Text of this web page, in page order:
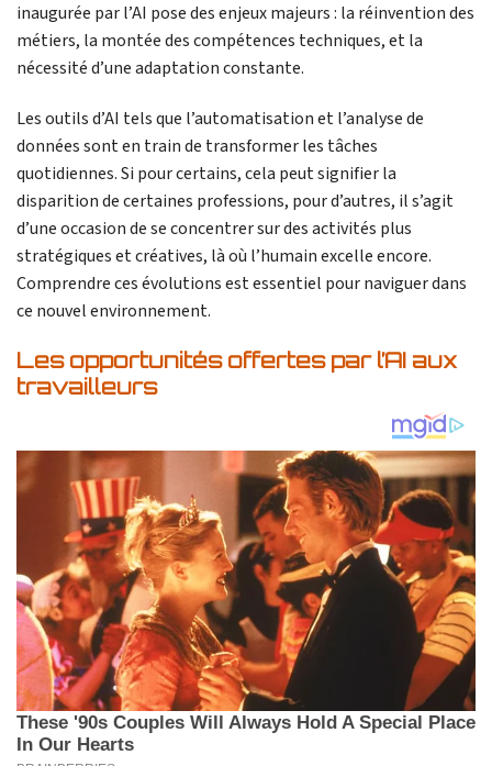
inaugurée par l’AI pose des enjeux majeurs : la réinvention des
métiers, la montée des compétences techniques, et la
nécessité d’une adaptation constante.
Les outils d’AI tels que l’automatisation et l’analyse de
données sont en train de transformer les tâches
quotidiennes. Si pour certains, cela peut signifier la
disparition de certaines professions, pour d’autres, il s’agit
d’une occasion de se concentrer sur des activités plus
stratégiques et créatives, là où l’humain excelle encore.
Comprendre ces évolutions est essentiel pour naviguer dans
ce nouvel environnement.
Les opportunités offertes par l’AI aux
travailleurs